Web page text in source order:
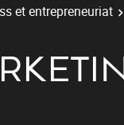
et entrepreneuriat